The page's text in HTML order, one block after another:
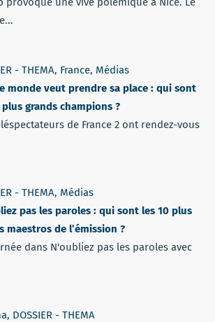
- THEMA, France, Médias
monde veut prendre sa place : qui sont
plus grands champions ?
de France 2 ont rendez-vous
- THEMA, Médias
pas les paroles : qui sont les 10 plus
maestros de l’émission ?
dans N'oubliez pas les paroles avec
, DOSSIER - THEMA